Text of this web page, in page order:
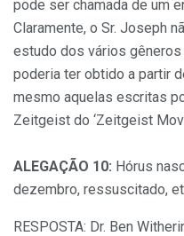
pode ser chamada de um
Claramente, o Sr. Joseph
estudo dos vários
poderia ter obtido a partir
mesmo aquelas escritas
Zeitgeist do ‘Zeitgeist
ALEGAÇÃO 10: Hórus
dezembro, ressuscitado,
RESPOSTA: Dr. Ben